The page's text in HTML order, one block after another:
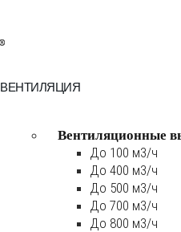
ВЕНТИЛЯЦИЯ
Вентиляционные
До 100 м3/ч
До 400 м3/ч
До 500 м3/ч
До 700 м3/ч
До 800 м3/ч